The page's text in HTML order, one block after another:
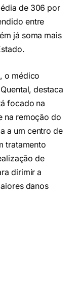
de 306 por
entre
já soma mais
o médico
destaca
focado na
na remoção do
a um centro de
tratamento
de
dirimir a
danos